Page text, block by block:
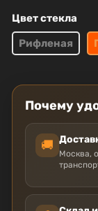
Цвет стекла
Рифленая
Почему
🚚
Москва,